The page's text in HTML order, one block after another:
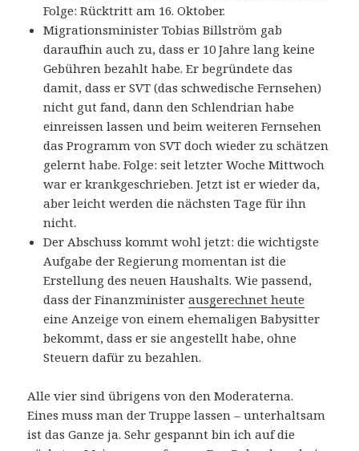
Folge: Rücktritt am 16. Oktober.
Migrationsminister Tobias Billström gab
daraufhin auch zu, dass er 10 Jahre lang keine
Gebühren bezahlt habe. Er begründete das
damit, dass er SVT (das schwedische Fernsehen)
nicht gut fand, dann den Schlendrian habe
einreissen lassen und beim weiteren Fernsehen
das Programm von SVT doch wieder zu schätzen
gelernt habe. Folge: seit letzter Woche Mittwoch
war er krankgeschrieben. Jetzt ist er wieder da,
aber leicht werden die nächsten Tage für ihn
nicht.
Der Abschuss kommt wohl jetzt: die wichtigste
Aufgabe der Regierung momentan ist die
Erstellung des neuen Haushalts. Wie passend,
dass der Finanzministerausgerechnet heute
eine Anzeige von einem ehemaligen Babysitter
bekommt, dass er sie angestellt habe, ohne
Steuern dafür zu bezahlen.
Alle vier sind übrigens von den Moderaterna.
Eines muss man der Truppe lassen – unterhaltsam
ist das Ganze ja. Sehr gespannt bin ich auf die